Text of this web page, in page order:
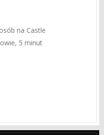
na Castle
5 minut